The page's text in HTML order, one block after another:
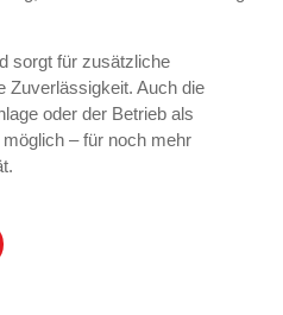
sorgt für zusätzliche
Zuverlässigkeit. Auch die
oder der Betrieb als
– für noch mehr